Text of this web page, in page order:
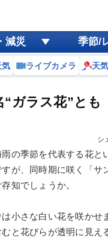
減災 季節/
気 ライブカメラ 天
ガラス花”と
シ
の季節を代表する花と
が、同時期に咲く「サ
知でしょうか。
小さな白い花を咲かせ
と花びらが透明に見え